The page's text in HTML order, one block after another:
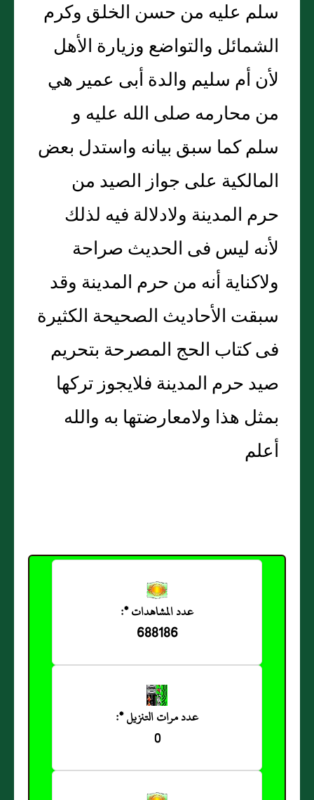
سلم عليه من حسن الخلق وكرم
الشمائل والتواضع وزيارة الأهل
لأن أم سليم والدة أبى عمير هي
من محارمه صلى الله عليه و
سلم كما سبق بيانه واستدل بعض
المالكية على جواز الصيد من
حرم المدينة ولادلالة فيه لذلك
لأنه ليس فى الحديث صراحة
ولاكناية أنه من حرم المدينة وقد
سبقت الأحاديث الصحيحة الكثيرة
فى كتاب الحج المصرحة بتحريم
صيد حرم المدينة فلايجوز تركها
بمثل هذا ولامعارضتها به والله
أعلم
عدد المشاهدات *:
688186
عدد مرات التنزيل *:
0